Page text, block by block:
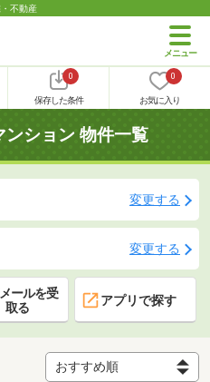
不動産
0
保存した条件
0
お気に入り
ション 物件一覧
変更する
変更する
ールを受
取る
アプリで探す